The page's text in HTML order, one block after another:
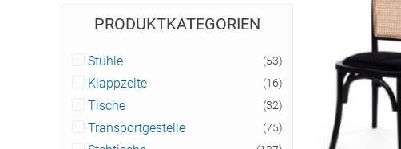
PRODUKTKATEGORIEN
Stühle (53)
Klappzelte (16)
Tische (32)
Transportgestelle (75)